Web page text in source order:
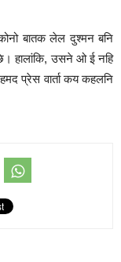
बातक लेल दुश्मन बनि
हालांकि, उसने ओ ई नहि
प्रेस वार्ता कय कहलनि